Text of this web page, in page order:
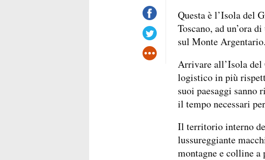
Questa è l’Isola del
Toscano, ad un’ora
sul Monte Argentario.
Arrivare all’Isola del
logistico in più
suoi paesaggi sanno
il tempo necessari
Il territorio interno
lussureggiante
montagne e colline a